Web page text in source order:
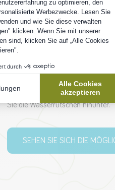
Bleib noch ein
Möchten Sie aus einem kleinen
Sie im Ferienpark Ommerland.
zelten Sie mitten im Wald. Alles
entfernt. Und das Beste daran:
Sie die Wasserrutschen hinunter.
SEHEN SIE SICH DIE